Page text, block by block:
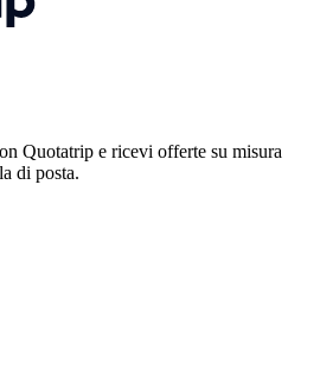
Quotatrip e ricevi offerte su misura
di posta.